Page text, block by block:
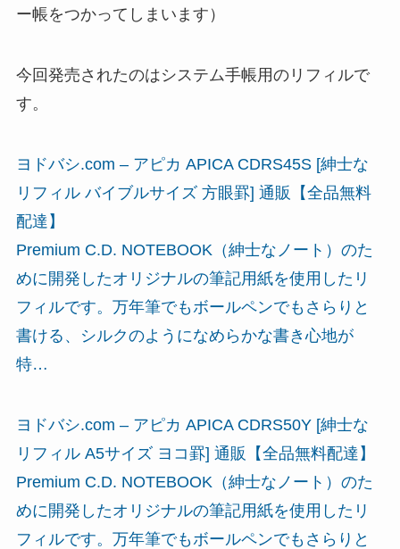
ー帳をつかってしまいます）
今回発売されたのはシステム手帳用のリフィルで
す。
ヨドバシ.com – アピカ APICA CDRS45S [紳士な
リフィル バイブルサイズ 方眼罫] 通販【全品無料
配達】
Premium C.D. NOTEBOOK（紳士なノート）のた
めに開発したオリジナルの筆記用紙を使用したリ
フィルです。万年筆でもボールペンでもさらりと
書ける、シルクのようになめらかな書き心地が
特…
ヨドバシ.com – アピカ APICA CDRS50Y [紳士な
リフィル A5サイズ ヨコ罫] 通販【全品無料配達】
Premium C.D. NOTEBOOK（紳士なノート）のた
めに開発したオリジナルの筆記用紙を使用したリ
フィルです。万年筆でもボールペンでもさらりと